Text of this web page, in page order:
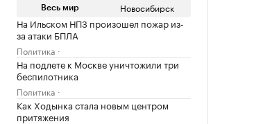
Весь мир Новосибирск
На Ильском НПЗ произошел пожар из-
за атаки БПЛА
Политика
На подлете к Москве уничтожили три
беспилотника
Политика
Как Ходынка стала новым центром
притяжения